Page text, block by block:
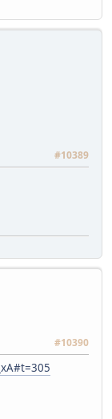
#10389
#10390